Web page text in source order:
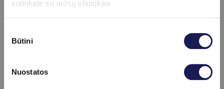
sutinkate su mūsų slapukais.
pasirinkimas
Būtini
Nuostatos